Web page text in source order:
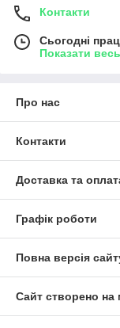
Контакти
Сьогодні
Показати
Про нас
Контакти
Доставка та
Графік роботи
Повна версія
Сайт створено на